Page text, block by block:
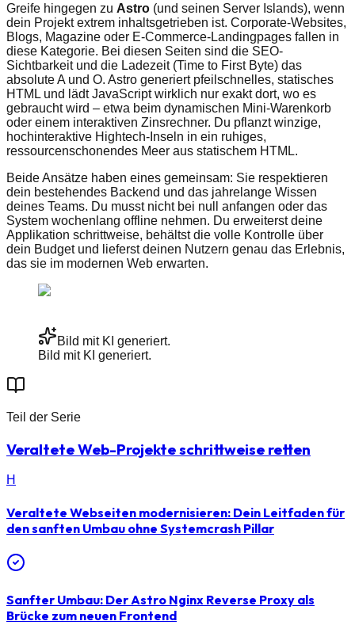
Greife hingegen zu Astro (und seinen Server Islands), wenn
dein Projekt extrem inhaltsgetrieben ist. Corporate-Websites,
Blogs, Magazine oder E-Commerce-Landingpages fallen in
diese Kategorie. Bei diesen Seiten sind die SEO-
Sichtbarkeit und die Ladezeit (Time to First Byte) das
absolute A und O. Astro generiert pfeilschnelles, statisches
HTML und lädt JavaScript wirklich nur exakt dort, wo es
gebraucht wird – etwa beim dynamischen Mini-Warenkorb
oder einem interaktiven Zinsrechner. Du pflanzt winzige,
hochinteraktive Hightech-Inseln in ein ruhiges,
ressourcenschonendes Meer aus statischem HTML.
Beide Ansätze haben eines gemeinsam: Sie respektieren
dein bestehendes Backend und das jahrelange Wissen
deines Teams. Du musst nicht bei null anfangen oder das
System wochenlang offline nehmen. Du erweiterst deine
Applikation schrittweise, behältst die volle Kontrolle über
dein Budget und lieferst deinen Nutzern genau das Erlebnis,
das sie im modernen Web erwarten.
Bild mit KI generiert.
Bild mit KI generiert.
Teil der Serie
Veraltete Web-Projekte schrittweise retten
H
Veraltete Webseiten modernisieren: Dein Leitfaden für
den sanften Umbau ohne Systemcrash Pillar
Sanfter Umbau: Der Astro Nginx Reverse Proxy als
Brücke zum neuen Frontend